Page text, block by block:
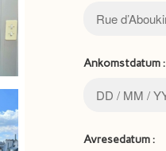
Ankomstdatum :
Avresedatum :